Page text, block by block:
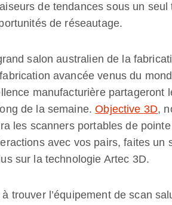
de tendances sous un seul
de réseautage.
salon australien de la
avancée venus du
manufacturière partageront
de la semaine.Objective 3D,
les scanners portables de pointe
avec vos pairs, faites un
sur la technologie Artec 3D.
trouver l’équipement de scan